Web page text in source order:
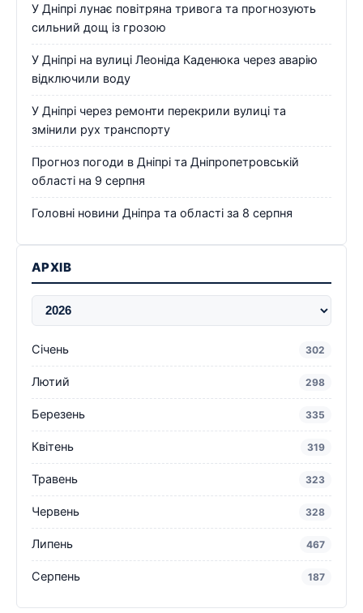
У Дніпрі лунає повітряна тривога та прогнозують
сильний дощ із грозою
У Дніпрі на вулиці Леоніда Каденюка через аварію
відключили воду
У Дніпрі через ремонти перекрили вулиці та
змінили рух транспорту
Прогноз погоди в Дніпрі та Дніпропетровській
області на 9 серпня
Головні новини Дніпра та області за 8 серпня
АРХІВ
Січень 302
Лютий 298
Березень 335
Квітень 319
Травень 323
Червень 328
Липень 467
Серпень 187